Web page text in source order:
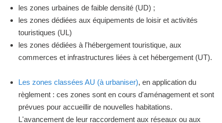
les zones urbaines de faible densité (UD) ;
les zones dédiées aux équipements de loisir et activités
touristiques (UL)
les zones dédiées à l'hébergement touristique, aux
commerces et infrastructures liées à cet hébergement (UT).
Les zones classées AU (à urbaniser), en application du
règlement : ces zones sont en cours d'aménagement et sont
prévues pour accueillir de nouvelles habitations.
L'avancement de leur raccordement aux réseaux ou aux